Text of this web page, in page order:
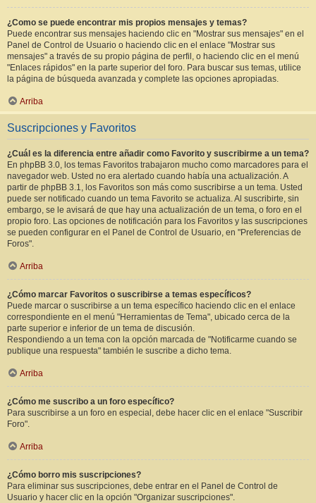
¿Como se puede encontrar mis propios mensajes y temas?
Puede encontrar sus mensajes haciendo clic en "Mostrar sus mensajes" en el
Panel de Control de Usuario o haciendo clic en el enlace "Mostrar sus
mensajes" a través de su propio página de perfil, o haciendo clic en el menú
"Enlaces rápidos" en la parte superior del foro. Para buscar sus temas, utilice
la página de búsqueda avanzada y complete las opciones apropiadas.
Arriba
Suscripciones y Favoritos
¿Cuál es la diferencia entre añadir como Favorito y suscribirme a un tema?
En phpBB 3.0, los temas Favoritos trabajaron mucho como marcadores para el
navegador web. Usted no era alertado cuando había una actualización. A
partir de phpBB 3.1, los Favoritos son más como suscribirse a un tema. Usted
puede ser notificado cuando un tema Favorito se actualiza. Al suscribirte, sin
embargo, se le avisará de que hay una actualización de un tema, o foro en el
propio foro. Las opciones de notificación para los Favoritos y las suscripciones
se pueden configurar en el Panel de Control de Usuario, en "Preferencias de
Foros".
Arriba
¿Cómo marcar Favoritos o suscribirse a temas específicos?
Puede marcar o suscribirse a un tema específico haciendo clic en el enlace
correspondiente en el menú "Herramientas de Tema", ubicado cerca de la
parte superior e inferior de un tema de discusión.
Respondiendo a un tema con la opción marcada de "Notificarme cuando se
publique una respuesta" también le suscribe a dicho tema.
Arriba
¿Cómo me suscribo a un foro específico?
Para suscribirse a un foro en especial, debe hacer clic en el enlace "Suscribir
Foro".
Arriba
¿Cómo borro mis suscripciones?
Para eliminar sus suscripciones, debe entrar en el Panel de Control de
Usuario y hacer clic en la opción "Organizar suscripciones".